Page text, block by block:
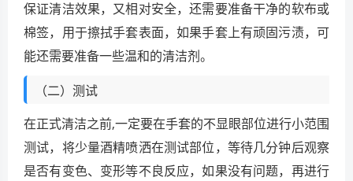
保证清洁效果，又相对安全，还需要准备干净的软布或
棉签，用于擦拭手套表面，如果手套上有顽固污渍，可
能还需要准备一些温和的清洁剂。
（二）测试
在正式清洁之前,一定要在手套的不显眼部位进行小范围
测试，将少量酒精喷洒在测试部位，等待几分钟后观察
是否有变色、变形等不良反应，如果没有问题，再进行